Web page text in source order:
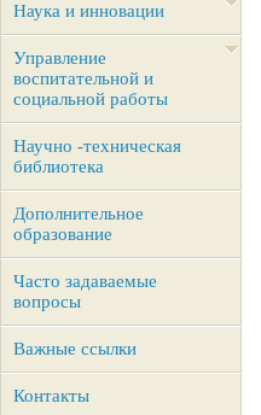
Наука и инновации
Управление
воспитательной и
социальной работы
Научно -техническая
библиотека
Дополнительное
образование
Часто задаваемые
вопросы
Важные ссылки
Контакты